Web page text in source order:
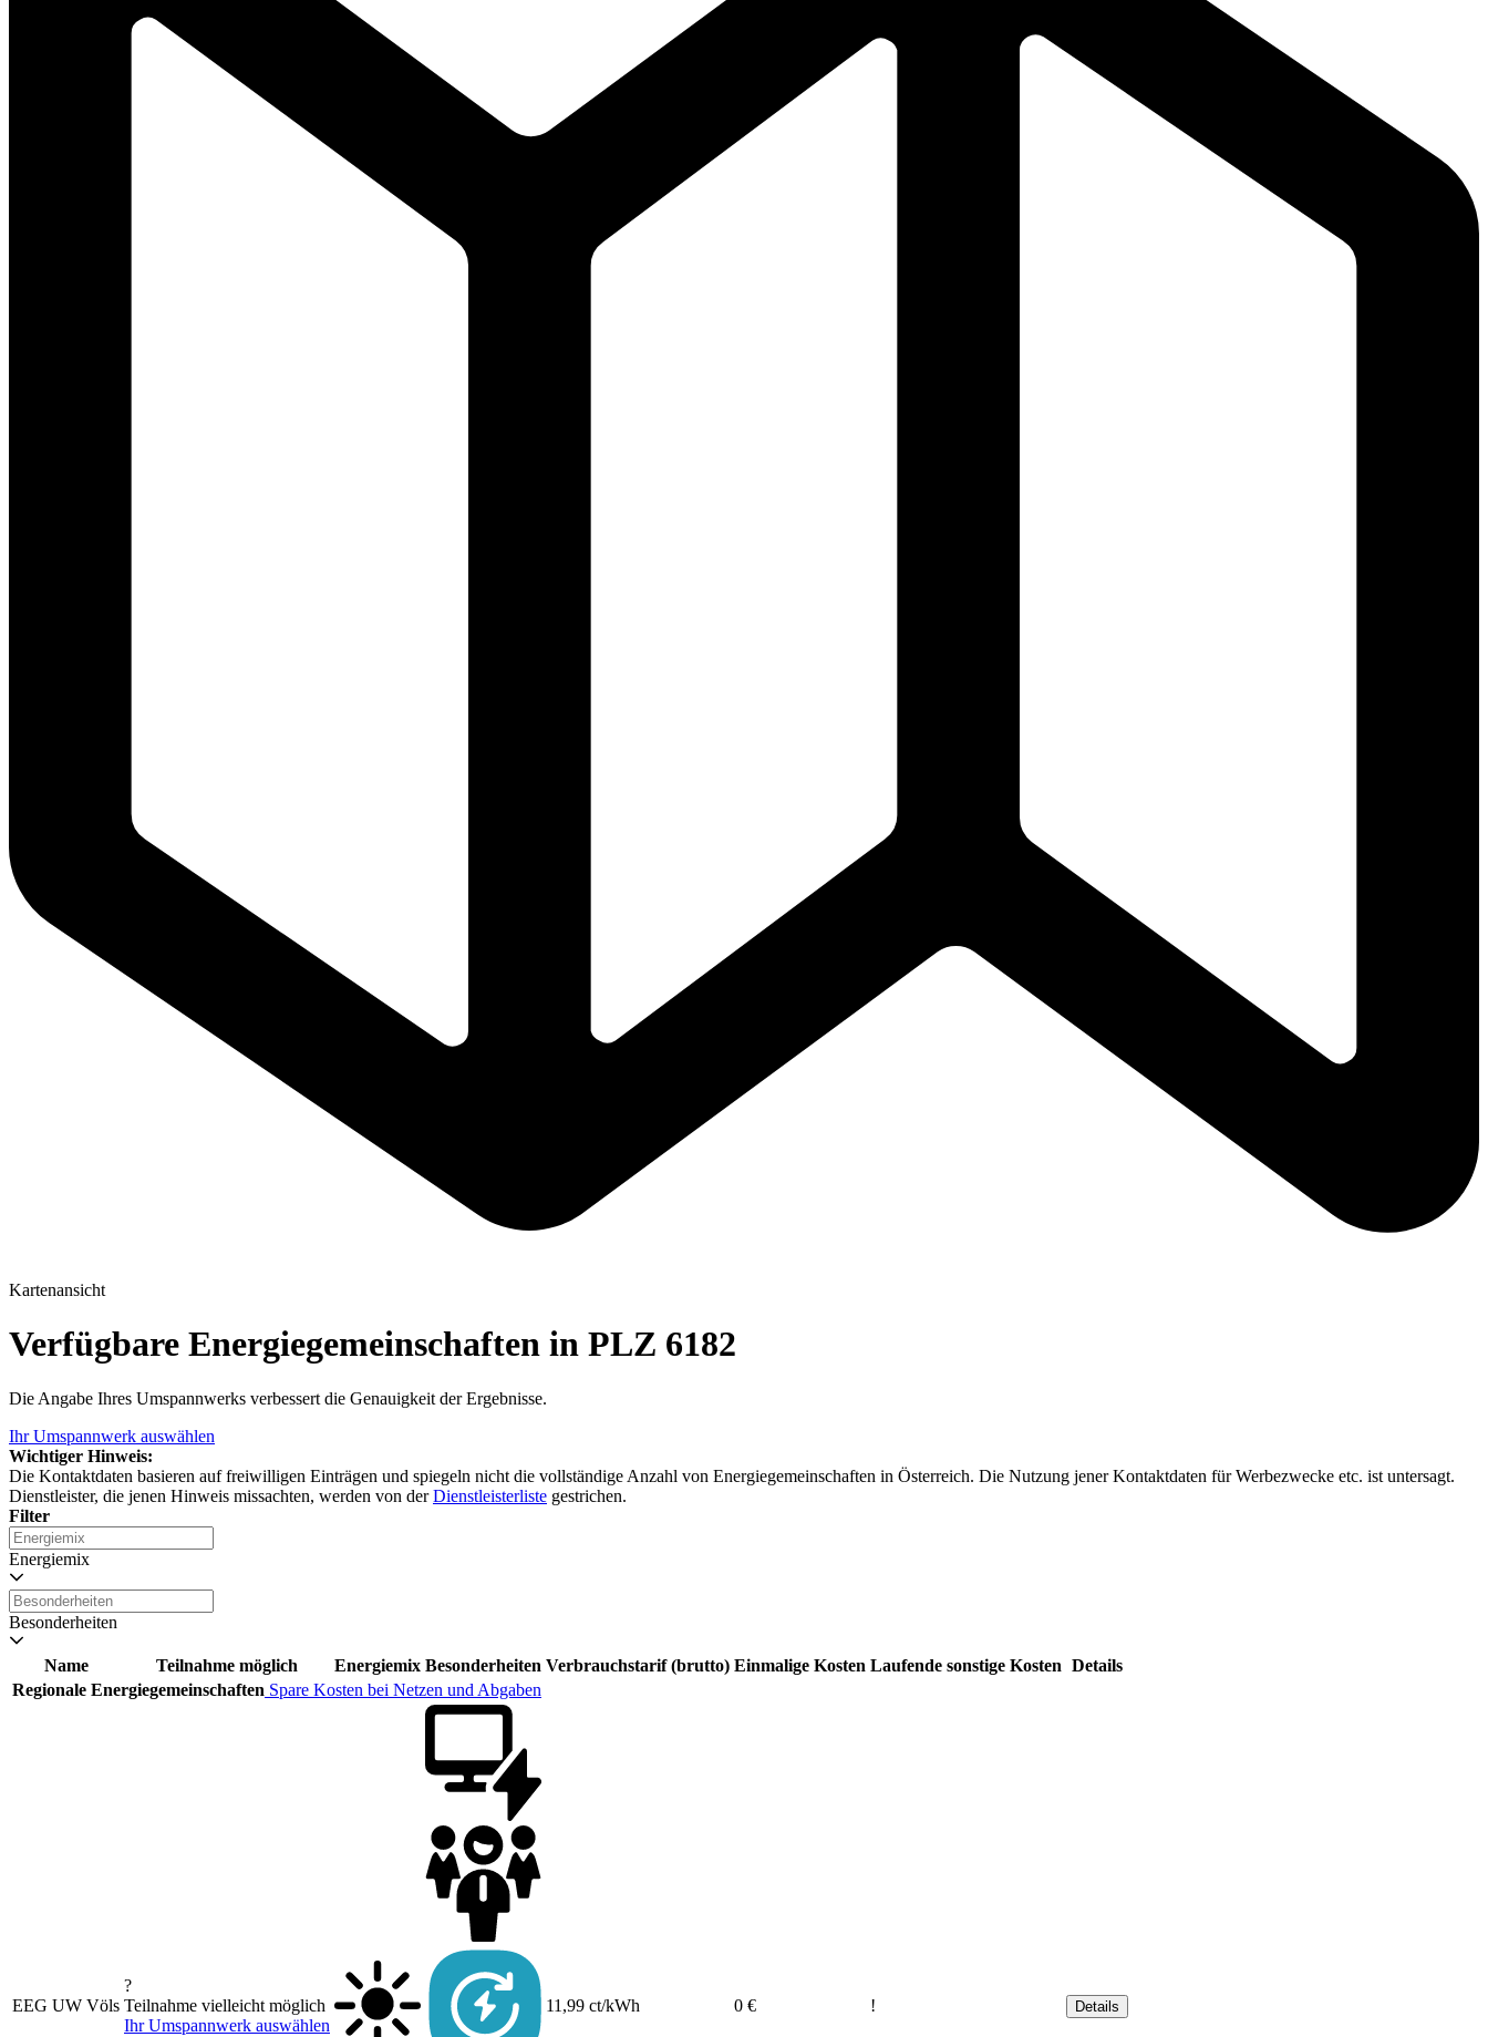
Kartenansicht
Verfügbare Energiegemeinschaften in PLZ 6182
Die Angabe Ihres Umspannwerks verbessert die Genauigkeit der Ergebnisse.
Ihr Umspannwerk auswählen
Wichtiger Hinweis:
Die Kontaktdaten basieren auf freiwilligen Einträgen und spiegeln nicht die vollständige Anzahl von Energiegemeinschaften in Österreich. Die Nutzung jener Kontaktdaten für Werbezwecke etc. ist untersagt.
Dienstleister, die jenen Hinweis missachten, werden von derDienstleisterliste gestrichen.
Filter
Energiemix
Besonderheiten
Name Teilnahme möglich Energiemix Besonderheiten Verbrauchstarif (brutto) Einmalige Kosten Laufende sonstige Kosten Details
Regionale Energiegemeinschaften Spare Kosten bei Netzen und Abgaben
EEG UW Völs
?
Teilnahme vielleicht möglich
Ihr Umspannwerk auswählen
11,99 ct/kWh 0 € ! Details